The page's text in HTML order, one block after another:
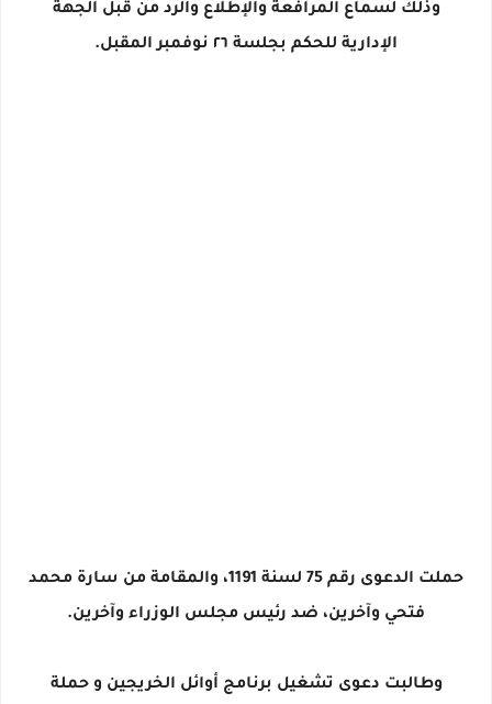
وذلك لسماع المرافعة والإطلاع والرد من قبل الجهة
الإدارية للحكم بجلسة ٢٦ نوفمبر المقبل.
حملت الدعوى رقم 75 لسنة 1191، والمقامة من سارة محمد
فتحي وآخرين، ضد رئيس مجلس الوزراء وآخرين.
وطالبت دعوى تشغيل برنامج أوائل الخريجين و حملة